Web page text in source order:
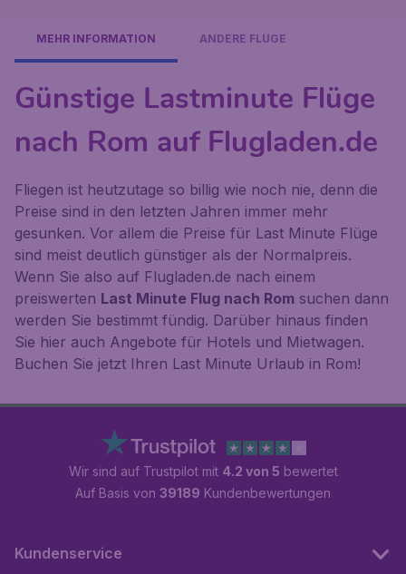
MEHR INFORMATION ANDERE FLÜGE
Günstige Lastminute Flüge
nach Rom auf Flugladen.de
Fliegen ist heutzutage so billig wie noch nie, denn die
Preise sind in den letzten Jahren immer mehr
gesunken. Vor allem die Preise für Last Minute Flüge
sind meist deutlich günstiger als der Normalpreis.
Wenn Sie also auf Flugladen.de nach einem
preiswerten Last Minute Flug nach Rom suchen dann
werden Sie bestimmt fündig. Darüber hinaus finden
Sie hier auch Angebote für Hotels und Mietwagen.
Buchen Sie jetzt Ihren Last Minute Urlaub in Rom!
Wir sind auf Trustpilot mit 4.2 von 5 bewertet
Auf Basis von 39189 Kundenbewertungen
Kundenservice